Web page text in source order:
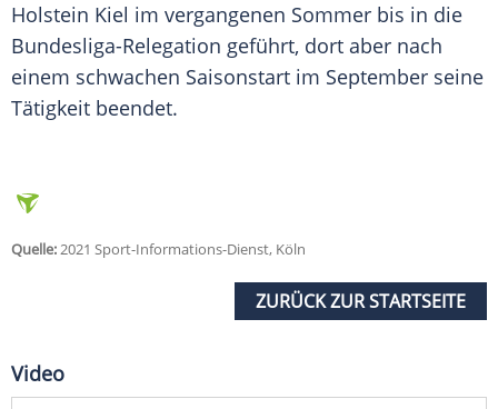
Holstein Kiel im vergangenen Sommer bis in die
Bundesliga-Relegation geführt, dort aber nach
einem schwachen Saisonstart im September seine
Tätigkeit beendet.
Quelle:2021 Sport-Informations-Dienst, Köln
ZURÜCK ZUR STARTSEITE
Video